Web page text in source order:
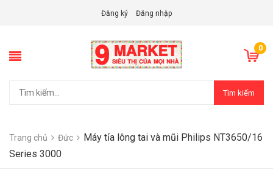
Đăng ký Đăng nhập
0
Tìm kiếm
Trang chủ Đức
Máy tỉa lông tai và mũi Philips NT3650/16
Series 3000